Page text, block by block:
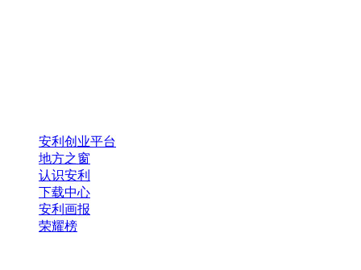
安利创业平台
地方之窗
认识安利
下载中心
安利画报
荣耀榜